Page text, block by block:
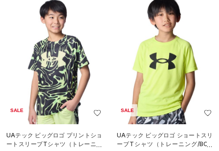
SALE
UAテック ビッグロゴ プリントショ
ートスリーブTシャツ（トレーニン
SALE
UAテック ビッグロゴ ショートスリ
ーブTシャツ（トレーニング/BOY